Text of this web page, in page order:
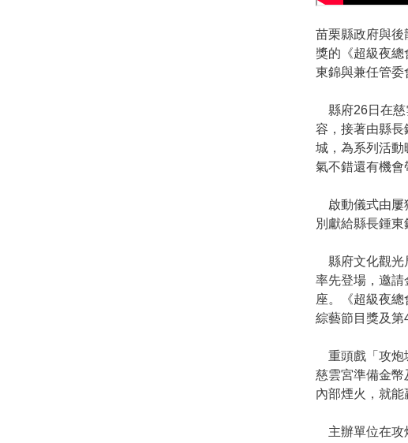
苗栗縣政府與後
獎的 《超級夜總
東錦與兼任管委
縣府26日在慈
容，接著由縣
城，為系列活
氣不錯還有機會
啟動儀式由屢
別獻給縣長鍾
縣府文化觀光
率先登場，邀
座。《超級夜
綜藝節目獎及第
重頭戲「攻炮
慈雲宮準備金
內部煙火，就能
主辦單位在攻